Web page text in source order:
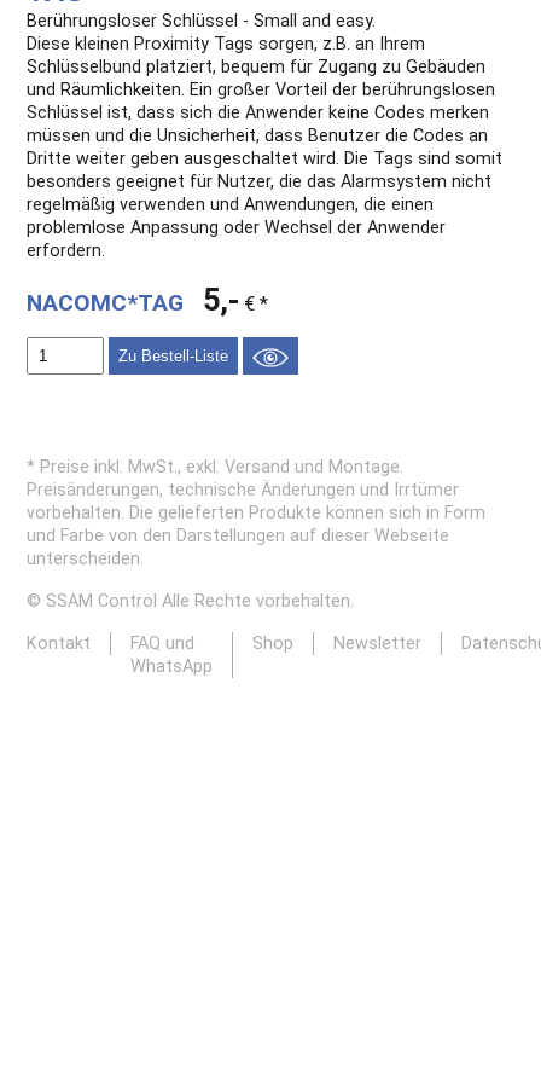
Berührungsloser Schlüssel - Small and easy.
Diese kleinen Proximity Tags sorgen, z.B. an Ihrem
Schlüsselbund platziert, bequem für Zugang zu Gebäuden
und Räumlichkeiten. Ein großer Vorteil der berührungslosen
Schlüssel ist, dass sich die Anwender keine Codes merken
müssen und die Unsicherheit, dass Benutzer die Codes an
Dritte weiter geben ausgeschaltet wird. Die Tags sind somit
besonders geeignet für Nutzer, die das Alarmsystem nicht
regelmäßig verwenden und Anwendungen, die einen
problemlose Anpassung oder Wechsel der Anwender
erfordern.
NACOMC*TAG 5,- € *
Zu Bestell-Liste
* Preise inkl. MwSt., exkl. Versand und Montage.
Preisänderungen, technische Änderungen und Irrtümer
vorbehalten. Die gelieferten Produkte können sich in Form
und Farbe von den Darstellungen auf dieser Webseite
unterscheiden.
© SSAM Control Alle Rechte vorbehalten.
Kontakt
FAQ und
WhatsApp
Shop Newsletter